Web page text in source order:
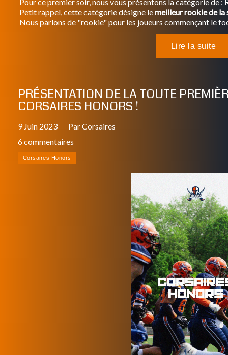
Petit rappel, cette catégorie désigne lemeilleur rookie de la
Nous parlons de "rookie" pour les joueurs commençant le
PRÉSENTATION DE LA TOUTE
CORSAIRES HONORS !
9 Juin 2023
Par Corsaires
6 commentaires